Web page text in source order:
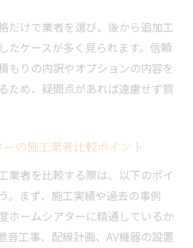
だけで業者を選び、後から追加工
たケースが多く見られます。信頼
もりの内訳やオプションの内容を
ため、疑問点があれば遠慮せず質
の施工業者比較ポイント
業者を比較する際は、以下のポイ
。まず、施工実績や過去の事例
ホームシアターに精通しているか
音工事、配線計画、AV機器の設置